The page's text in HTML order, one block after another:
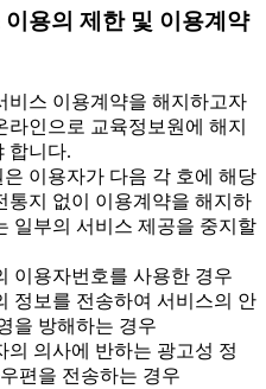
용의 제한 및 이용계약
스 이용계약을 해지하고자
라인으로 교육정보원에 해지
합니다.
이용자가 다음 각 호에 해당
통지 없이 이용계약을 해지하
일부의 서비스 제공을 중지할
이용자번호를 사용한 경우
정보를 전송하여 서비스의 안
을 방해하는 경우
의 의사에 반하는 광고성 정
편을 전송하는 경우